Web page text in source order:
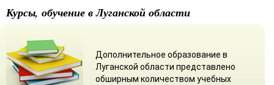
Курсы, обучение в Луганской области
Дополнительное образование в
Луганской области представлено
обширным количеством учебных